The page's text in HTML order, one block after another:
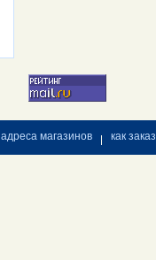
адреса магазинов как